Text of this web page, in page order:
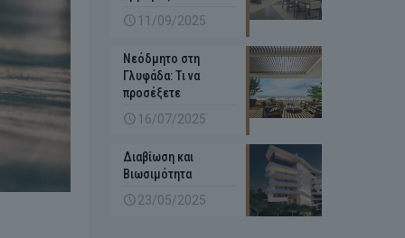
11/09/2025
Νεόδμητο στη
Γλυφάδα: Τι να
προσέξετε
16/07/2025
Διαβίωση και
Βιωσιμότητα
23/05/2025